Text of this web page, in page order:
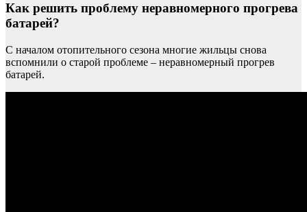
Как решить проблему неравномерного прогрева
батарей?
С началом отопительного сезона многие жильцы снова
вспомнили о старой проблеме – неравномерный прогрев
батарей.